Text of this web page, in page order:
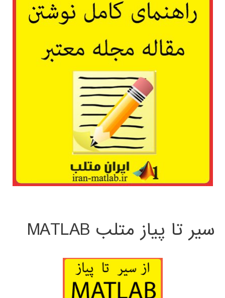
سیر تا پیاز متلب MATLAB